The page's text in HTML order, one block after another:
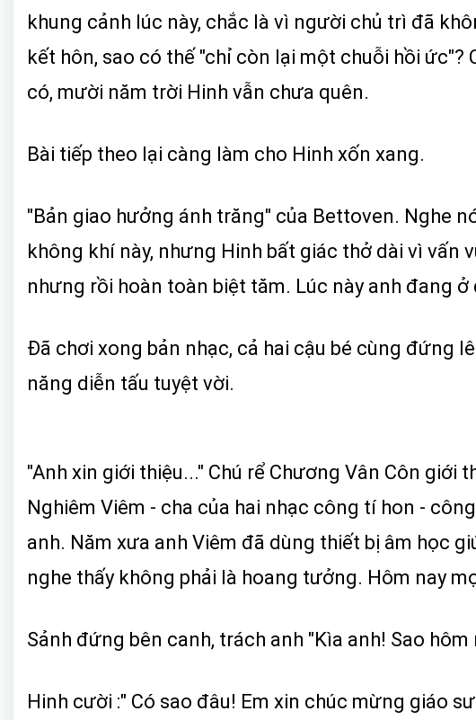
khung cảnh lúc này, chắc là vì người chủ trì đã
kết hôn, sao có thế "chỉ còn lại một chuỗi hồi
có, mười năm trời Hinh vẫn chưa quên.
Bài tiếp theo lại càng làm cho Hinh xốn xang.
"Bản giao hưởng ánh trăng" của Bettoven. Nghe
không khí này, nhưng Hinh bất giác thở dài vì vấn
nhưng rồi hoàn toàn biệt tăm. Lúc này anh đang ở
Đã chơi xong bản nhạc, cả hai cậu bé cùng đứng
năng diễn tấu tuyệt vời.
"Anh xin giới thiệu..." Chú rể Chương Vân Côn
Nghiêm Viêm - cha của hai nhạc công tí hon -
anh. Năm xưa anh Viêm đã dùng thiết bị âm học
nghe thấy không phải là hoang tưởng. Hôm nay
Sảnh đứng bên canh, trách anh "Kìa anh! Sao
Hinh cười :" Có sao đâu! Em xin chúc mừng giáo